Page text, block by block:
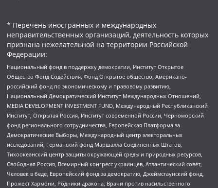
* Перечень иностранных и международных
неправительственных организаций, деятельность которых
признана нежелательной на территории Российской
Федерации:
Национальный фонд в поддержку демократии, Институт Открытое
Общество Фонд Содействия, Фонд Открытое общество, Американо-
российский фонд по экономическому и правовому развитию,
Национальный Демократический Институт Международных Отношений,
MEDIA DEVELOPMENT INVESTMENT FUND, Международный Республиканский
Институт, Открытая Россия, Институт современной России, Черноморский
фонд регионального сотрудничества, Европейская Платформа за
Демократические Выборы, Международный центр электоральных
исследований, Германский фонд Маршалла Соединенных Штатов,
Тихоокеанский центр защиты окружающей среды и природных ресурсов,
Свободная Россия, Всемирный конгресс украинцев, Атлантический совет,
Человек в беде, Европейский фонд за демократию, Джеймстаунский фонд,
Прожект Хармони, Родники дракона, Врачи против насильственного